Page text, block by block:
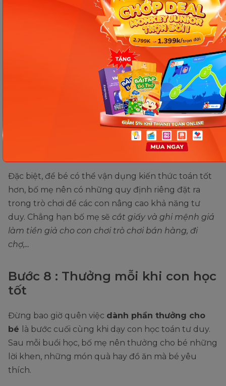
Bước 7: Chơi trò chơi kết hợp với
Để bé học toán IQ hiệu quả, bố mẹ nên cho con
chơi trò chơi kết hợp với học toán.Bởi các bạn
nhỏ bao giờ cũng yêu thích các hoạt động vui chơi.
Bố mẹ sẽ cân nhắc, chọn lọc để bé tham gia những
trò chơi thú vị, phù hợp với mục tiêu kích thích tư
duy, bồi dưỡng cảm xúc. Khi chơi trò chơi, các bậc
phụ huynh có thể áp dụng vào giờ bé nghỉ.
Đặc biệt, để bé có thể vận dụng kiến thức toán tốt
hơn, bố mẹ nên có những quy định riêng đặt ra
trong trò chơi để các con nâng cao khả năng tư
duy. Chẳng hạn bố mẹ sẽ cắt giấy và ghi mệnh giá
làm tiền giả cho con chơi trò chơi bán hàng, đi
chợ,...
Bước 8 : Thưởng mỗi khi con học
tốt
Đừng bao giờ quên việc dành phần thưởng cho
bé
là bước cuối cùng khi dạy con học toán tư duy.
Sau mỗi buổi học, bố mẹ nên thưởng cho bé những
lời khen, những món quà hay đồ ăn mà bé yêu
thích.